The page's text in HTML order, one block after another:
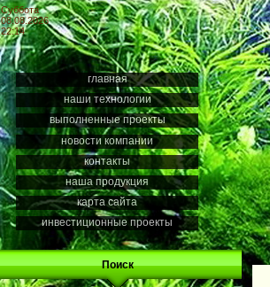
Суббота
08.08.2026
22:14
главная
наши технологии
выполненные проекты
новости компании
контакты
наша продукция
карта сайта
инвестиционные проекты
Поиск